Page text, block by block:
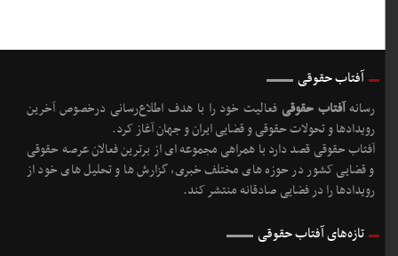
آفتاب حقوقی
رسانهآفتاب حقوقیفعالیت خود را با هدف اطلاع‌رسانی درخصوص آخرین
رویدادها و تحولات حقوقی و قضایی ایران و جهان آغاز کرد.
آفتاب حقوقی قصد دارد با همراهی مجموعه ای از برترین فعالان عرصه حقوقی
و قضایی کشور در حوزه های مختلف خبری، گزارش ها و تحلیل های خود از
رویدادها را در فضایی صادقانه منتشر کند.
تازه‌های آفتاب حقوقی